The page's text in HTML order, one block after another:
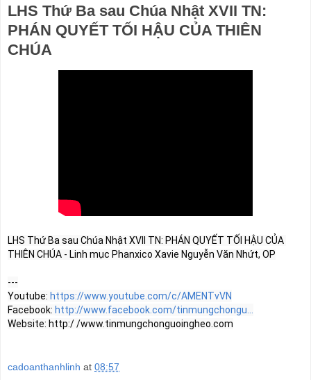
LHS Thứ Ba sau Chúa Nhật XVII TN:
PHÁN QUYẾT TỐI HẬU CỦA THIÊN
CHÚA
LHS Thứ Ba sau Chúa Nhật XVII TN: PHÁN QUYẾT TỐI HẬU CỦA
THIÊN CHÚA - Linh mục Phanxico Xavie Nguyễn Văn Nhứt, OP
---
Youtube: https://www.youtube.com/c/AMENTvVN
Facebook: http://www.facebook.com/tinmungchongu...
cadoanthanhlinh at 08:57